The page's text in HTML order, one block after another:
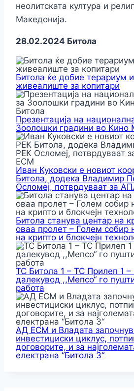
неолитската култура и
Македонија.
28.02.2024 Битола
Битола ќе добие терариум
живеалиште за копитари
Презентација на
Зоолошки градини во Кино
Иван Куковски е новиот
Битола, додека Владимир
Осломеј, потврдуваат за
Битола станува центар на
оваа пролет – Голем собир
на крипто и блокчејн
ТС Битола 1 – ТС Прилеп 1 –
далекувод ,,Мепсо“ го
работа
АД ЕСМ и Владата
инвестициски циклус,
договорите, и за
електрана “Битола 3“